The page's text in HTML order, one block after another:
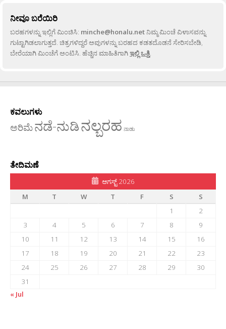
ನೀವೂ ಬರೆಯಿರಿ
ಬರಹಗಳನ್ನು ಇಲ್ಲಿಗೆ ಮಿಂಚಿಸಿ: minche@honalu.netನಿಮ್ಮ ಮಿಂಚೆ ವಿಳಾಸವನ್ನು
ಗುಟ್ಟಾಗಿಡಲಾಗುತ್ತದೆ. ಚಿತ್ರಗಳಿದ್ದರೆ ಅವುಗಳನ್ನು ಬರಹದ ಕಡತದೊಡನೆ ಸೇರಿಸಬೇಡಿ,
ಬೇರೆಯಾಗಿ ಮಿಂಚೆಗೆ ಅಂಟಿಸಿ. ಹೆಚ್ಚಿನ ಮಾಹಿತಿಗಾಗಿಇಲ್ಲಿ ಒತ್ತಿ.
ಕವಲುಗಳು
ಅರಿಮೆನಡೆ-ನುಡಿನಲ್ಬರಹ ನಾಡು
ತೇದಿಮಣೆ
ಆಗಸ್ಟ್ 2026
M
T W T F S
S
1
2
3
4 5 6 7 8
9
10
11 12 13 14 15
16
17
18 19 20 21 22
23
24
25 26 27 28 29
30
31
« Jul